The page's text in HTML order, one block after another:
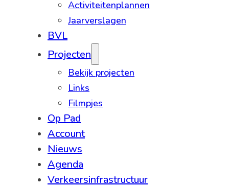
Activiteitenplannen
Jaarverslagen
BVL
Projecten
Bekijk projecten
Links
Filmpjes
Op Pad
Account
Nieuws
Agenda
Verkeersinfrastructuur